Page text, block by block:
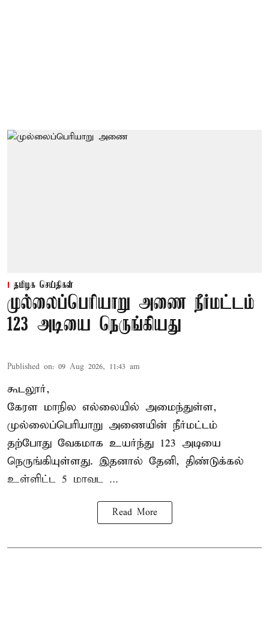
தமிழக செய்திகள்
முல்லைப்பெரியாறு அணை நீர்மட்டம்
123 அடியை நெருங்கியது
Published on: 09 Aug 2026, 11:43 am
கூடலூர்,
கேரள மாநில எல்லையில் அமைந்துள்ள,
முல்லைப்பெரியாறு அணையின் நீர்மட்டம்
தற்போது வேகமாக உயர்ந்து 123 அடியை
நெருங்கியுள்ளது. இதனால் தேனி, திண்டுக்கல்
உள்ளிட்ட 5 மாவட ...
Read More